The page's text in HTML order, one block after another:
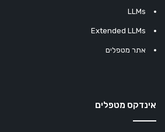
LLMs
Extended LLMs
אתר מטפלים
אינדקס מטפלים